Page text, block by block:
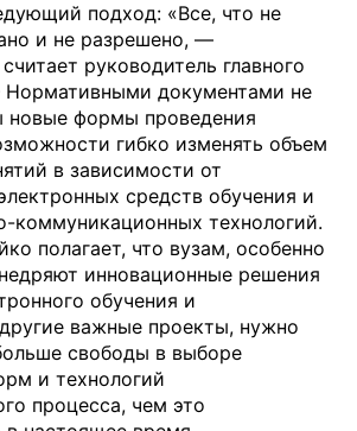
подход: «Все, что не
и не разрешено, —
руководитель главного
Нормативными документами не
новые формы проведения
гибко изменять объем
в зависимости от
средств обучения и
коммуникационных технологий.
полагает, что вузам, особенно
инновационные решения
обучения и
важные проекты, нужно
свободы в выборе
и технологий
процесса, чем это